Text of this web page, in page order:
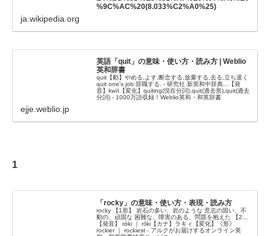
%9C%AC%20(8.033%C2%A0%25)
ja.wikipedia.org
英語「quit」の意味・使い方・読み方 | Weblio
英和辞書
quit【動】やめる,よす,断念する,放棄する,去る,立ち退く
quit one's job:辞職する. - 研究社 新英和中辞典...【発
音】kwít【変化】quiting(現在分詞),quit(過去形),quit(過去
分詞) - 1000万語収録！Weblio英和・和英辞書
ejje.weblio.jp
1
「rocky」の意味・使い方・表現・読み方
rocky 【1形】 岩石の多い、岩のような 意志の固い、不
動の、頑固な 困難な、障害のある、問題を抱えた 【2...
【発音】 rɑ́ki ｜ rɔ́ki【カナ】ラキィ【変化】《形》
rockier ｜ rockiest - アルクがお届けするオンライン英